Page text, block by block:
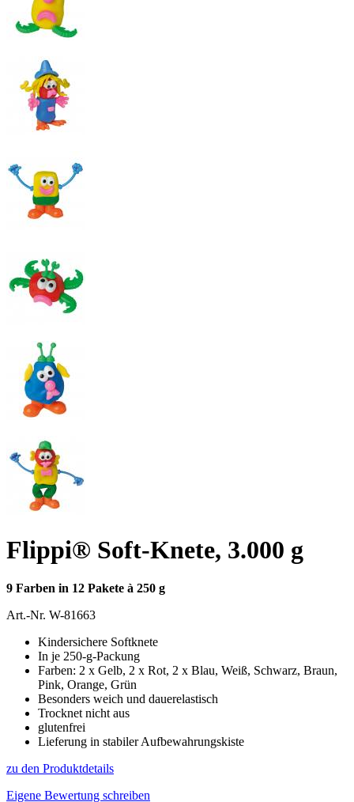
Flippi® Soft-Knete, 3.000 g
9 Farben in 12 Pakete à 250 g
Art.-Nr. W-81663
Kindersichere Softknete
In je 250-g-Packung
Farben: 2 x Gelb, 2 x Rot, 2 x Blau, Weiß, Schwarz, Braun,
Pink, Orange, Grün
Besonders weich und dauerelastisch
Trocknet nicht aus
glutenfrei
Lieferung in stabiler Aufbewahrungskiste
zu den Produktdetails
Eigene Bewertung schreiben